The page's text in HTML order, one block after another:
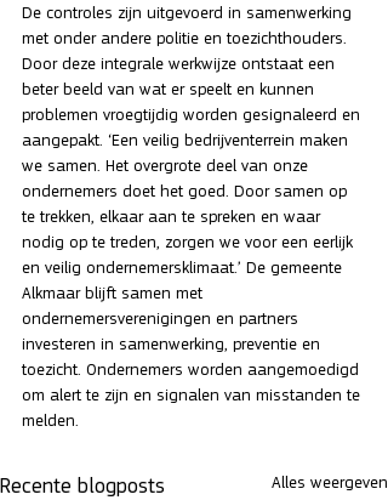
De controles zijn uitgevoerd in samenwerking
met onder andere politie en toezichthouders.
Door deze integrale werkwijze ontstaat een
beter beeld van wat er speelt en kunnen
problemen vroegtijdig worden gesignaleerd en
aangepakt. ‘Een veilig bedrijventerrein maken
we samen. Het overgrote deel van onze
ondernemers doet het goed. Door samen op
te trekken, elkaar aan te spreken en waar
nodig op te treden, zorgen we voor een eerlijk
en veilig ondernemersklimaat.’ De gemeente
Alkmaar blijft samen met
ondernemersverenigingen en partners
investeren in samenwerking, preventie en
toezicht. Ondernemers worden aangemoedigd
om alert te zijn en signalen van misstanden te
melden.
Recente blogposts Alles weergeven